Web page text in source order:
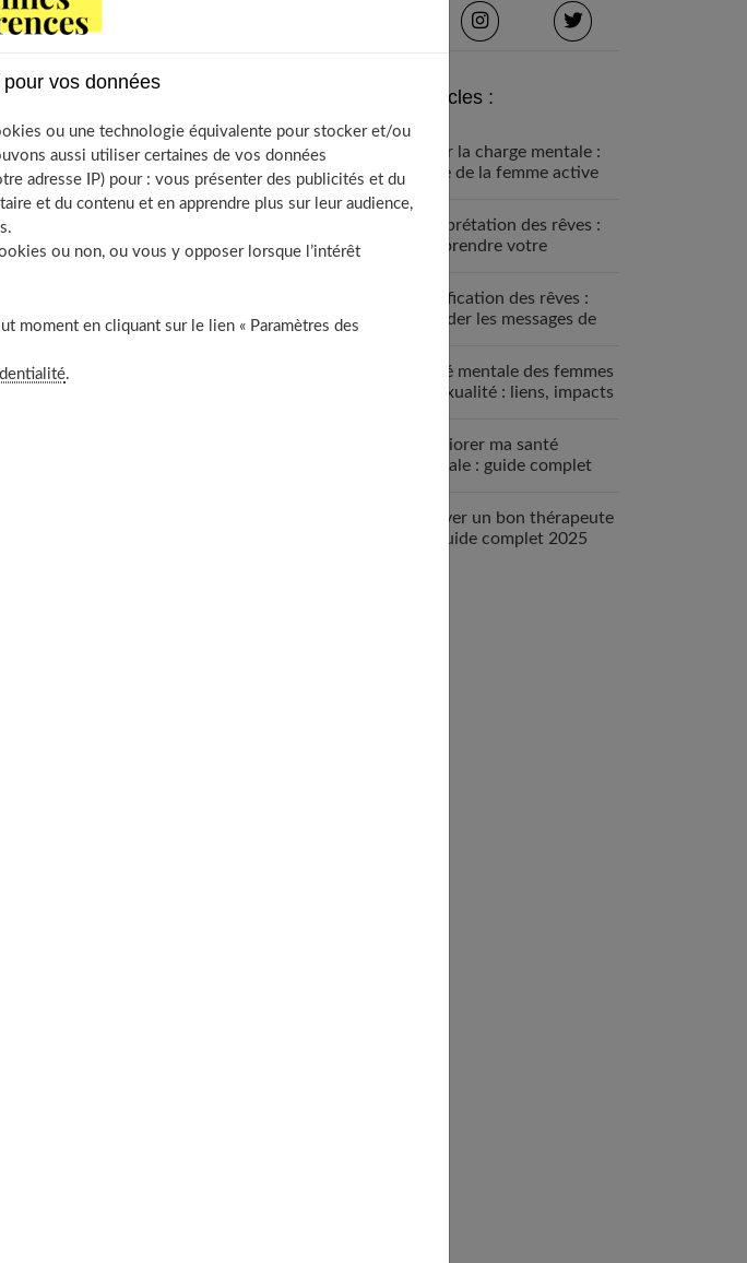
conviendra ?
dans les moments difficiles
, vous pouvez demander à
aussi demander des
vous donner des
varient d'une personne à une
site spécialisé pour prendre
dans la résolution de votre
avoir. Son activité se déroule
avoir une
qui sent que le thérapeute
permet également au
avoir le sens de l'observation.
comportements corporels et
que ce dernier n'arrive pas à
doit également faire preuve de
En fonction de
Derniers articles :
Gérer la charge mentale :
guide de la femme active
Interprétation des rêves :
comprendre votre
Signification des rêves :
décoder les messages de
Santé mentale des femmes
et sexualité : liens, impacts
Améliorer ma santé
mentale : guide complet
Trouver un bon thérapeute
: le guide complet 2025
vos données
ou une technologie équivalente pour stocker et/ou
aussi utiliser certaines de vos données
adresse IP) pour : vous présenter des publicités et du
et du contenu et en apprendre plus sur leur audience,
ou non, ou vous y opposer lorsque l’intérêt
moment en cliquant sur le lien « Paramètres des
.